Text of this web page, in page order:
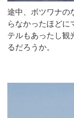
途中、ボツワナの
らなかったほどに
テルもあったし観
るだろうか。